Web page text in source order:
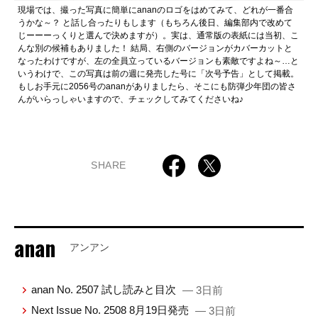
現場では、撮った写真に簡単にananのロゴをはめてみて、どれが一番合
うかな～？ と話し合ったりもします（もちろん後日、編集部内で改めて
じーーーっくりと選んで決めますが）。実は、通常版の表紙には当初、こ
んな別の候補もありました！ 結局、右側のバージョンがカバーカットと
なったわけですが、左の全員立っているバージョンも素敵ですよね～…と
いうわけで、この写真は前の週に発売した号に「次号予告」として掲載。
もしお手元に2056号のananがありましたら、そこにも防弾少年団の皆さ
んがいらっしゃいますので、チェックしてみてくださいね♪
SHARE
anan アンアン
anan No. 2507 試し読みと目次 — 3日前
Next Issue No. 2508 8月19日発売 — 3日前